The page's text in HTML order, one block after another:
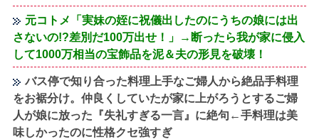
元コトメ「実妹の姪に祝儀出したのにうちの娘には出
さないの!?差別だ100万出せ！」→断ったら我が家に侵入
して1000万相当の宝飾品を泥＆夫の形見を破壊！
バス停で知り合った料理上手なご婦人から絶品手料理
をお裾分け。仲良くしていたが家に上がろうとするご婦
人が娘に放った『失礼すぎる一言』に絶句←手料理は美
味しかったのに性格クセ強すぎ